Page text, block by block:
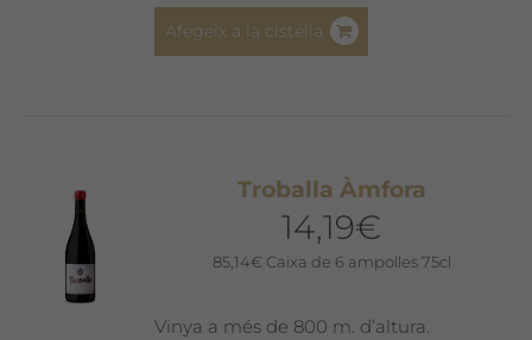
Afegeix a la cistella
Troballa Àmfora
14,19€
85,14€ Caixa de 6 ampolles 75cl
Vinya a més de 800 m. d’altura.